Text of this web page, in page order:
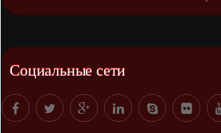
Социальные сети